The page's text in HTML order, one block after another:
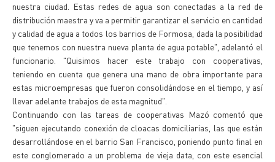
nuestra ciudad. Estas redes de agua son conectadas a la red de
distribución maestra y va a permitir garantizar el servicio en cantidad
y calidad de agua a todos los barrios de Formosa, dada la posibilidad
que tenemos con nuestra nueva planta de agua potable", adelantó el
funcionario. "Quisimos hacer este trabajo con cooperativas,
teniendo en cuenta que genera una mano de obra importante para
estas microempresas que fueron consolidándose en el tiempo, y así
llevar adelante trabajos de esta magnitud".
Continuando con las tareas de cooperativas Mazó comentó que
"siguen ejecutando conexión de cloacas domiciliarias, las que están
desarrollándose en el barrio San Francisco, poniendo punto final en
este conglomerado a un problema de vieja data, con este esencial